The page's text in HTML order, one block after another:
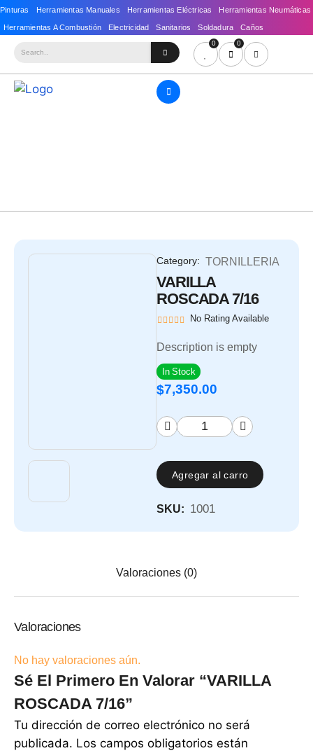
0 0
Category: TORNILLERIA
VARILLA
ROSCADA 7/16
No Rating Available
Description is empty
In Stock
$7,350.00
Agregar al carro
SKU: 1001
Valoraciones (0)
Valoraciones
No hay valoraciones aún.
Sé El Primero En Valorar “VARILLA
ROSCADA 7/16”
Tu dirección de correo electrónico no será
publicada. Los campos obligatorios están